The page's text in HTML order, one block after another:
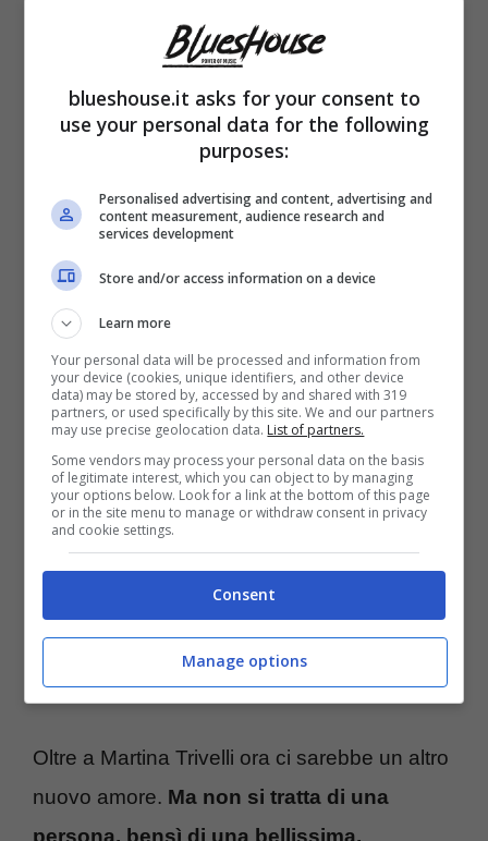
della bella Martina Trivelli, 26enne di
Pescara
sua attuale compagna. Ci sono anche alcuni
scatti dei paparazzi che hanno ripreso i due.
Nel passato sentimentale dello showman
campano poi ci sono diversi altri flirt che la
cronaca di gossip gli ha attribuito,oltre alla
ben nota relazione con Emma Marrone,
nata proprio all’interno dell’accademia di
con lui che lasciò la cantante proprio per
mettersi con Belen.
Oltre a Martina Trivelli ora ci sarebbe un altro
nuovo amore. Ma non si tratta di una
blueshouse.it asks for your consent to
use your personal data for the following
purposes:
Personalised advertising and content, advertising and
content measurement, audience research and
services development
Store and/or access information on a device
Learn more
Your personal data will be processed and information from
your device (cookies, unique identifiers, and other device
data) may be stored by, accessed by and shared with 319
partners, or used specifically by this site. We and our partners
may use precise geolocation data. List of partners.
Some vendors may process your personal data on the basis
of legitimate interest, which you can object to by managing
your options below. Look for a link at the bottom of this page
or in the site menu to manage or withdraw consent in privacy
and cookie settings.
Consent
Manage options